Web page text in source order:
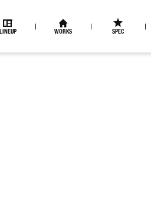
LINEUP WORKS SPEC